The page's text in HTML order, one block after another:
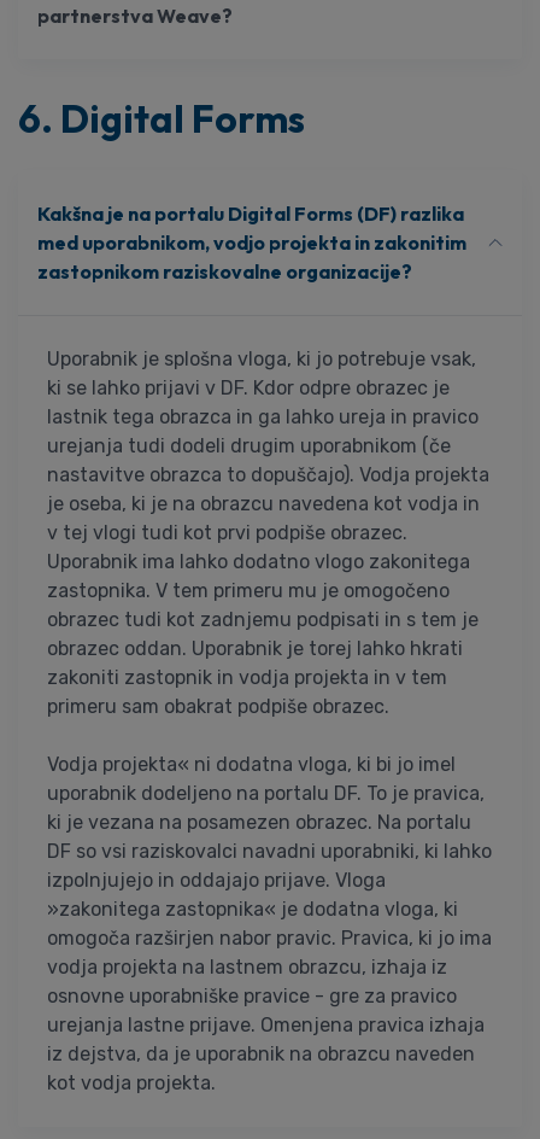
partnerstva Weave?
6. Digital Forms
Kakšna je na portalu Digital Forms (DF) razlika
med uporabnikom, vodjo projekta in zakonitim
zastopnikom raziskovalne organizacije?
Uporabnik je splošna vloga, ki jo potrebuje vsak,
ki se lahko prijavi v DF. Kdor odpre obrazec je
lastnik tega obrazca in ga lahko ureja in pravico
urejanja tudi dodeli drugim uporabnikom (če
nastavitve obrazca to dopuščajo). Vodja projekta
je oseba, ki je na obrazcu navedena kot vodja in
v tej vlogi tudi kot prvi podpiše obrazec.
Uporabnik ima lahko dodatno vlogo zakonitega
zastopnika. V tem primeru mu je omogočeno
obrazec tudi kot zadnjemu podpisati in s tem je
obrazec oddan. Uporabnik je torej lahko hkrati
zakoniti zastopnik in vodja projekta in v tem
primeru sam obakrat podpiše obrazec.
Vodja projekta« ni dodatna vloga, ki bi jo imel
uporabnik dodeljeno na portalu DF. To je pravica,
ki je vezana na posamezen obrazec. Na portalu
DF so vsi raziskovalci navadni uporabniki, ki lahko
izpolnjujejo in oddajajo prijave. Vloga
»zakonitega zastopnika« je dodatna vloga, ki
omogoča razširjen nabor pravic. Pravica, ki jo ima
vodja projekta na lastnem obrazcu, izhaja iz
osnovne uporabniške pravice - gre za pravico
urejanja lastne prijave. Omenjena pravica izhaja
iz dejstva, da je uporabnik na obrazcu naveden
kot vodja projekta.